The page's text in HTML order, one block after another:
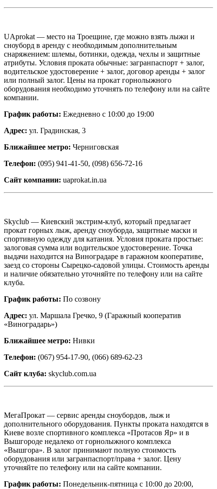
UAprokat — место на Троещине, где можно взять лыжи и
сноуборд в аренду с необходимым дополнительным
снаряжением: шлемы, ботинки, одежда, чехлы и защитные
атрибуты. Условия проката обычные: загранпаспорт + залог,
водительское удостоверение + залог, договор аренды + залог
или полный залог. Цены на прокат горнолыжного
оборудования необходимо уточнять по телефону или на сайте
компании.
График работы: Ежедневно с 10:00 до 19:00
Адрес: ул. Градинская, 3
Ближайшее метро: Черниговская
Телефон: (095) 941-41-50, (098) 656-72-16
Сайт компании: uaprokat.in.ua
Skyclub — Киевский экстрим-клуб, который предлагает
прокат горных лыж, аренду сноуборда, защитные маски и
спортивную одежду для катания. Условия проката простые:
залоговая сумма или водительское удостоверение. Точка
выдачи находится на Виноградаре в гаражном кооперативе,
заезд со стороны Сырецко-садовой улицы. Стоимость аренды
и наличие обязательно уточняйте по телефону или на сайте
клуба.
График работы: По созвону
Адрес: ул. Маршала Гречко, 9 (Гаражный кооператив
«Виноградарь»)
Ближайшее метро: Нивки
Телефон: (067) 954-17-90, (066) 689-62-23
Сайт клуба: skyclub.com.ua
МегаПрокат — сервис аренды сноубордов, лыж и
дополнительного оборудования. Пункты проката находятся в
Киеве возле спортивного комплекса «Протасов Яр» и в
Вышгороде недалеко от горнолыжного комплекса
«Вышгора». В залог принимают полную стоимость
оборудования или загранпаспорт/права + залог. Цену
уточняйте по телефону или на сайте компании.
График работы: Понедельник-пятница с 10:00 до 20:00,